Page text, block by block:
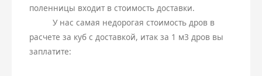
поленницы входит в стоимость доставки.
У нас самая недорогая стоимость дров в
расчете за куб с доставкой, итак за 1 м3 дров вы
заплатите: